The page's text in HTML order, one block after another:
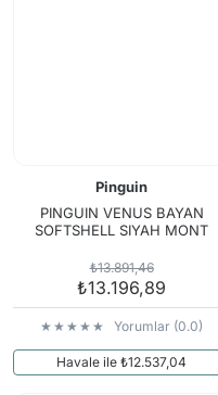
Pinguin
PINGUIN VENUS BAYAN
SOFTSHELL SIYAH MONT
₺13.891,46
₺13.196,89
Yorumlar (0.0)
Havale ile ₺12.537,04